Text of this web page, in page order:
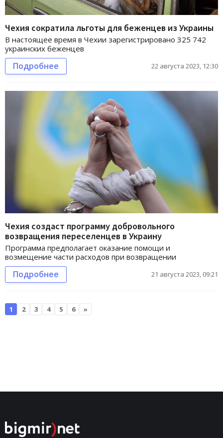
Чехия сократила льготы для беженцев из Украины
В настоящее время в Чехии зарегистрировано 325 742
украинских беженцев
Подробнее 22 августа 2023, 12:30
Чехия создаст программу добровольного
возвращения переселенцев в Украину
Программа предполагает оказание помощи и
возмещение части расходов при возвращении
Подробнее 21 августа 2023, 09:21
1 2 3 4 5 6 »